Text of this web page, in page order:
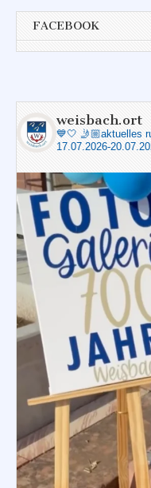
FACEBOOK
weisbach.ort
💙🤍 🤳🏼aktuelles
17.07.2026-